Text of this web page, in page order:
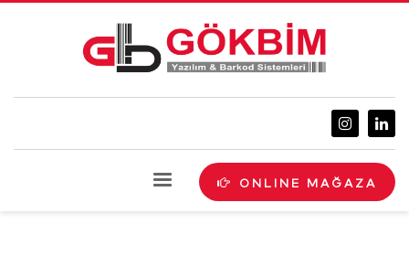
ONLINE MAĞAZA